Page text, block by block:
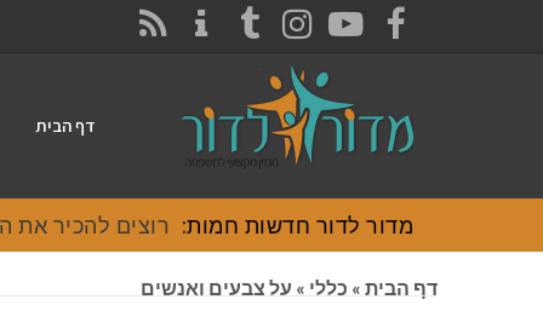
FACEBOOK
YOUTUBE
INSTAGRAM
TUMBLR
דף הבית
מדור לדור חדשות חמות: רוצים להכיר את
דף הבית » כללי » על צבעים ואנשים